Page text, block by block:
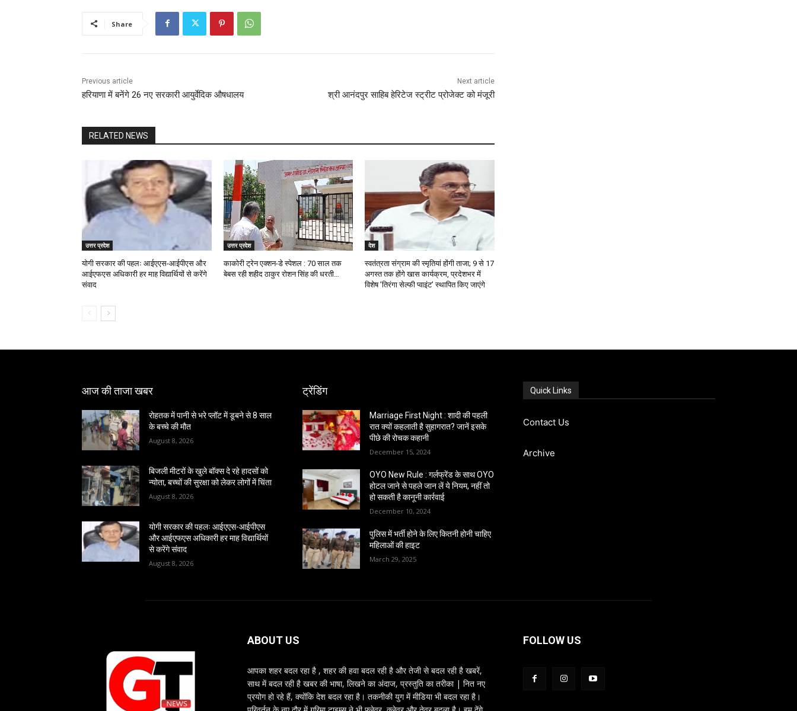
Share
Previous article
हरियाणा में बनेंगे 26 नए सरकारी आयुर्वेदिक औषधालय
Next article
श्री आनंदपुर साहिब हेरिटेज स्ट्रीट प्रोजेक्ट को मंजूरी
RELATED NEWS
उत्तर प्रदेश
योगी सरकार की पहलः आईएएस-आईपीएस और
आईएफएस अधिकारी हर माह विद्यार्थियों से करेंगे
संवाद
उत्तर प्रदेश
काकोरी ट्रेन एक्शन-डे स्पेशल : 70 साल तक
बेबस रही शहीद ठाकुर रोशन सिंह की धरती…
देश
स्वतंत्रता संग्राम की स्मृतियां होंगी ताजा; 9 से 17
अगस्त तक होंगे खास कार्यक्रम, प्रदेशभर में
विशेष ’तिरंगा सेल्फी प्वाइंट’ स्थापित किए जाएंगे
आज की ताजा खबर
रोहतक में पानी से भरे प्लॉट में डूबने से 8 साल
के बच्चे की मौत
August 8, 2026
बिजली मीटरों के खुले बॉक्स दे रहे हादसों को
न्योता, बच्चों की सुरक्षा को लेकर लोगों में चिंता
August 8, 2026
योगी सरकार की पहलः आईएएस-आईपीएस
और आईएफएस अधिकारी हर माह विद्यार्थियों
से करेंगे संवाद
August 8, 2026
ट्रेंडिंग
Marriage First Night : शादी की पहली
रात क्यों कहलाती है सुहागरात? जानें इसके
पीछे की रोचक कहानी
December 15, 2024
OYO New Rule : गर्लफ्रेंड के साथ OYO
होटल जाने से पहले जान लें ये नियम, नहीं तो
हो सकती है कानूनी कार्रवाई
December 10, 2024
पुलिस में भर्ती होने के लिए कितनी होनी चाहिए
महिलाओं की हाइट
March 29, 2025
Quick Links
Contact Us
Archive
ABOUT US
आपका शहर बदल रहा है , शहर की हवा बदल रही है और तेजी से बदल रही है खबरें,
साथ में बदल रही है खबर की भाषा, लिखने का अंदाज, प्रस्तुति का तरीका | नित नए
प्रयोग हो रहे हैं, क्योंकि देश बदल रहा है। तकनीकी युग में मीडिया भी बदल रहा है।
FOLLOW US